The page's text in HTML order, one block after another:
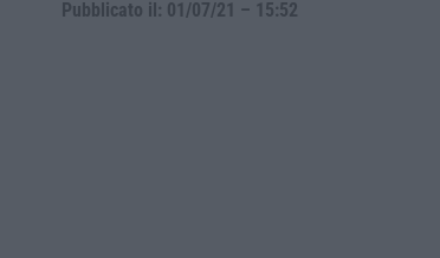
Pubblicato il: 01/07/21 – 15:52